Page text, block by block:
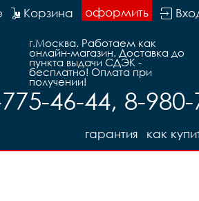
оформить
Корзина
г.Москва. Работаем как
онлайн-магазин. Доставка до
пункта выдачи СДЭК -
бесплатно! Оплата при
получении!
46-44, 8-
как
гарантия